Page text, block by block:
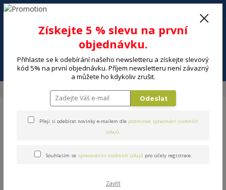
Menu
+420 602 494 600
Ruční vysavače
Získejte 5 % slevu na první
objednávku.
Přihlaste se k odebírání našeho newsletteru a získejte slevový
kód 5% na první objednávku. Příjem newsletteru není závazný
a můžete ho kdykoliv zrušit.
Odeslat
Přeji si odebírat novinky e-mailem dle podmínek zpracování osobních
údajů.
Souhlasím se zpracováním osobních údajů pro účely registrace.
Zavřít